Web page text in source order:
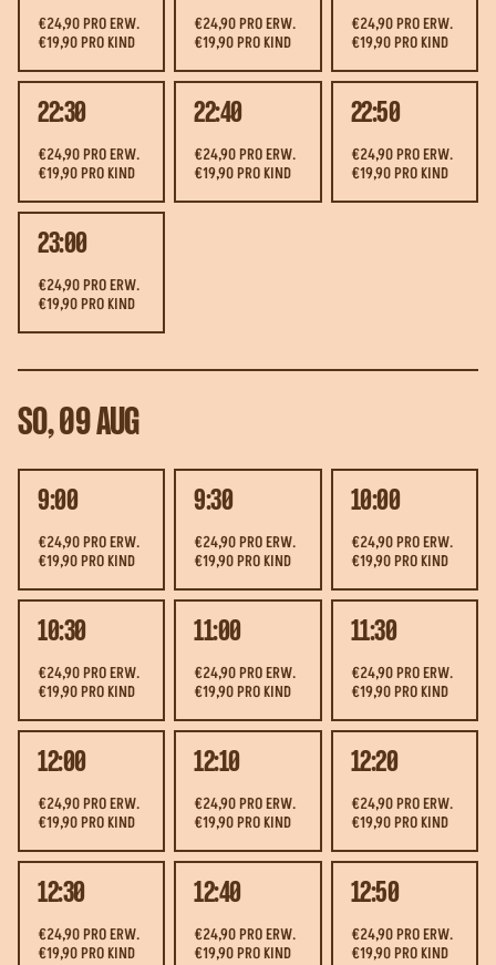
€24,90 PRO ERW.
€19,90 PRO KIND
€24,90 PRO ERW.
€19,90 PRO KIND
€24,90 PRO ERW.
€19,90 PRO KIND
22:30
€24,90 PRO ERW.
€19,90 PRO KIND
22:40
€24,90 PRO ERW.
€19,90 PRO KIND
22:50
€24,90 PRO ERW.
€19,90 PRO KIND
23:00
€24,90 PRO ERW.
€19,90 PRO KIND
SO, 09 AUG
9:00
€24,90 PRO ERW.
€19,90 PRO KIND
9:30
€24,90 PRO ERW.
€19,90 PRO KIND
10:00
€24,90 PRO ERW.
€19,90 PRO KIND
10:30
€24,90 PRO ERW.
€19,90 PRO KIND
11:00
€24,90 PRO ERW.
€19,90 PRO KIND
11:30
€24,90 PRO ERW.
€19,90 PRO KIND
12:00
€24,90 PRO ERW.
€19,90 PRO KIND
12:10
€24,90 PRO ERW.
€19,90 PRO KIND
12:20
€24,90 PRO ERW.
€19,90 PRO KIND
12:30
€24,90 PRO ERW.
€19,90 PRO KIND
12:40
€24,90 PRO ERW.
€19,90 PRO KIND
12:50
€24,90 PRO ERW.
€19,90 PRO KIND